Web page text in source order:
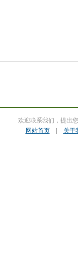
欢迎联系我们，提出
网站首页| 关于